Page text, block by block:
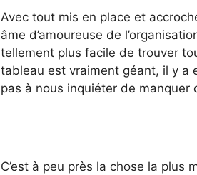
Avec tout mis en place et
âme d’amoureuse de
tellement plus facile de trouver
tableau est vraiment géant, il y a
pas à nous inquiéter de manquer
C’est à peu près la chose la plus